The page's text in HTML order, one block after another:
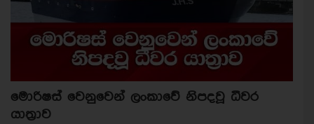
මොරිෂස් වෙනුවෙන් ලංකාවේ නිපදවූ ධීවර
යාත්‍රාව